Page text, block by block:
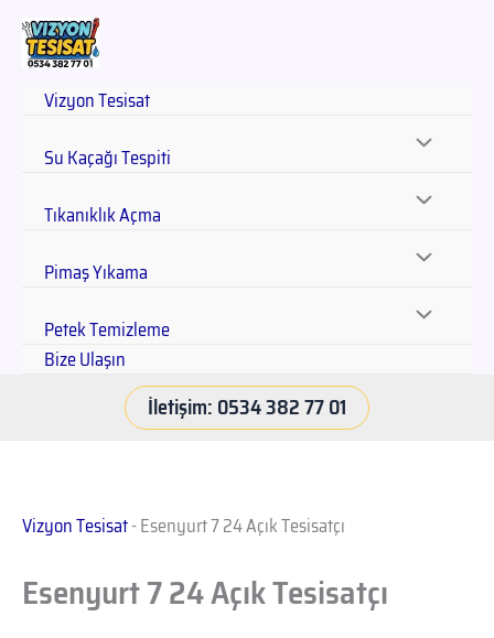
Vizyon Tesisat
Su Kaçağı Tespiti
Tıkanıklık Açma
Pimaş Yıkama
Petek Temizleme
Bize Ulaşın
İletişim: 0534 382 77 01
Vizyon Tesisat-Esenyurt 7 24 Açık Tesisatçı
Esenyurt 7 24 Açık Tesisatçı